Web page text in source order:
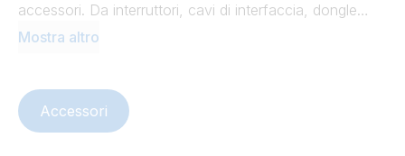
accessori. Da interruttori, cavi di interfaccia, dongle
Bluetooth e moduli di connettività, fino a adattatori,
Mostra altro
Accessori